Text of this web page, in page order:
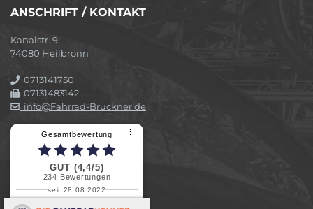
ANSCHRIFT / KONTAKT
Kanalstr. 9
74080 Heilbronn
0713141750
07131483142
info@Fahrrad-Bruckner.de
Gesamtbewertung ⠇
GUT (4,4/5)
234 Bewertungen
seit 28.08.2022